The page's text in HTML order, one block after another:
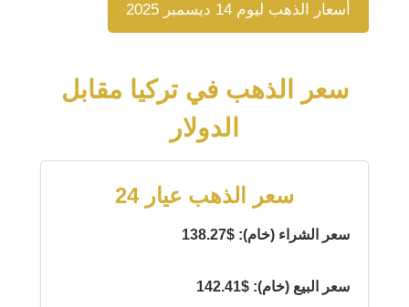
أسعار الذهب ليوم 14 ديسمبر 2025
سعر الذهب في تركيا مقابل
الدولار
سعر الذهب عيار 24
سعر الشراء (خام): $138.27
سعر البيع (خام): $142.41